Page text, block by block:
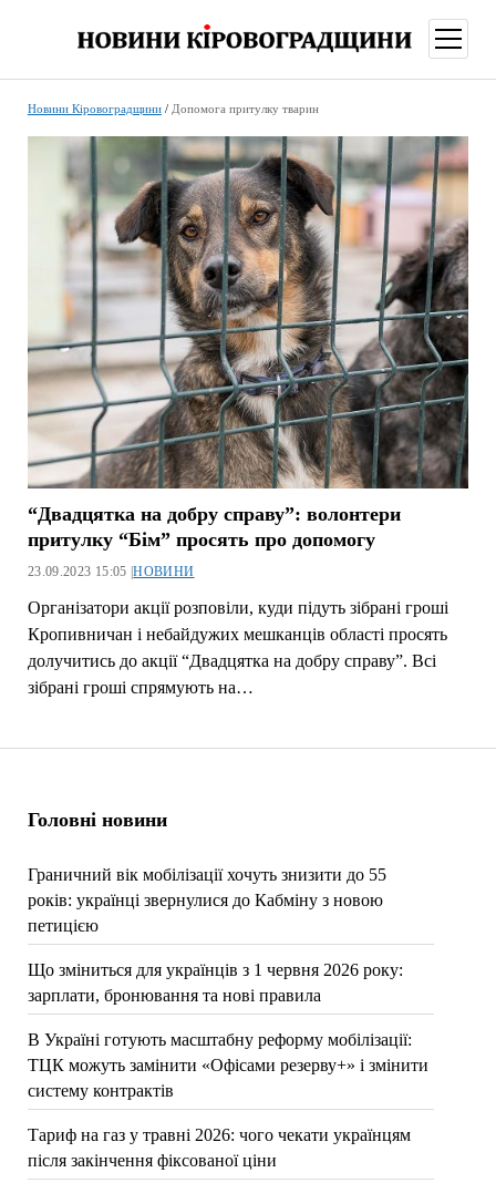
меню
Головні новини
Граничний вік мобілізації хочуть знизити до 55
років: українці звернулися до Кабміну з новою
петицією
Що зміниться для українців з 1 червня 2026 року:
зарплати, бронювання та нові правила
В Україні готують масштабну реформу мобілізації:
ТЦК можуть замінити «Офісами резерву+» і змінити
систему контрактів
Тариф на газ у травні 2026: чого чекати українцям
після закінчення фіксованої ціни
Новини Кіровоградщини/ Допомога притулку тварин
“Двадцятка на добру справу”: волонтери
притулку “Бім” просять про допомогу
23.09.2023 15:05 |НОВИНИ
Організатори акції розповіли, куди підуть зібрані гроші
Кропивничан і небайдужих мешканців області просять
долучитись до акції “Двадцятка на добру справу”. Всі
зібрані гроші спрямують на…